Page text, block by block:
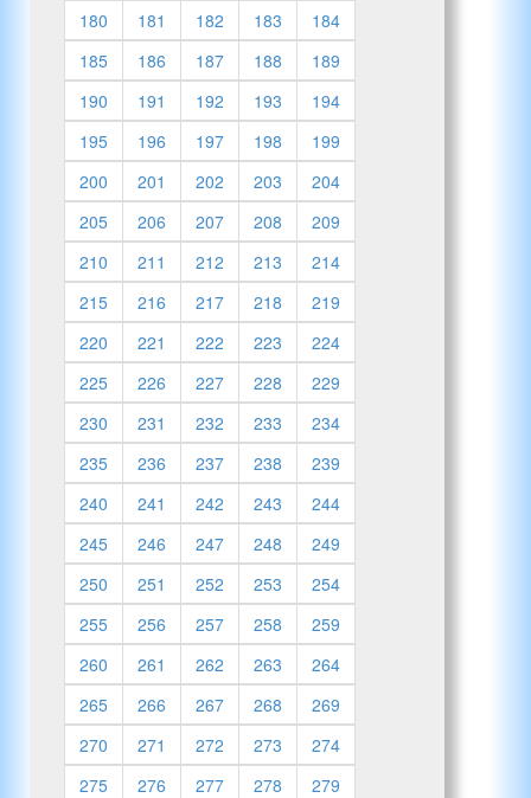
180
181 182 183
184
185
186 187 188
189
190
191 192 193
194
195
196 197 198
199
200
201 202 203
204
205
206 207 208
209
210
211 212 213
214
215
216 217 218
219
220
221 222 223
224
225
226 227 228
229
230
231 232 233
234
235
236 237 238
239
240
241 242 243
244
245
246 247 248
249
250
251 252 253
254
255
256 257 258
259
260
261 262 263
264
265
266 267 268
269
270
271 272 273
274
275
276 277 278
279